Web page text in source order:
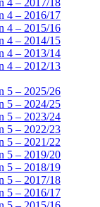
4 – 2017/18
4 – 2016/17
4 – 2015/16
4 – 2014/15
4 – 2013/14
4 – 2012/13
5 – 2025/26
5 – 2024/25
5 – 2023/24
5 – 2022/23
5 – 2021/22
5 – 2019/20
5 – 2018/19
5 – 2017/18
5 – 2016/17